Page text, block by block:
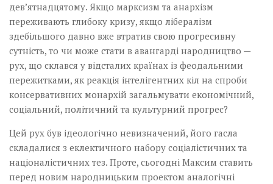
дев’ятнадцятому. Якщо марксизм та анархізм
переживають глибоку кризу, якщо лібералізм
здебільшого давно вже втратив свою прогресивну
сутність, то чи може стати в авангарді народництво —
рух, що склався у відсталих країнах із феодальними
пережитками, як реакція інтелігентних кіл на спроби
консервативних монархій загальмувати економічний,
соціальний, політичний та культурний прогрес?
Цей рух був ідеологічно невизначений, його гасла
складалися з еклектичного набору соціалістичних та
націоналістичних тез. Проте, сьогодні Максим ставить
перед новим народницьким проектом аналогічні